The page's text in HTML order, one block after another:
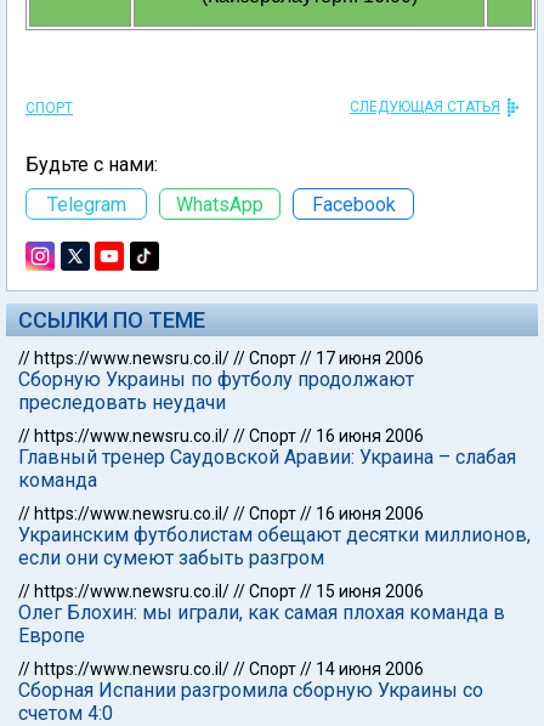
СПОРТ СЛЕДУЮЩАЯ СТАТЬЯ
Будьте с нами:
Telegram
WhatsApp Facebook
ССЫЛКИ ПО ТЕМЕ
// https://www.newsru.co.il///Спорт// 17 июня 2006
Сборную Украины по футболу продолжают
преследовать неудачи
// https://www.newsru.co.il///Спорт// 16 июня 2006
Главный тренер Саудовской Аравии: Украина – слабая
команда
// https://www.newsru.co.il///Спорт// 16 июня 2006
Украинским футболистам обещают десятки миллионов,
если они сумеют забыть разгром
// https://www.newsru.co.il///Спорт// 15 июня 2006
Олег Блохин: мы играли, как самая плохая команда в
Европе
// https://www.newsru.co.il///Спорт// 14 июня 2006
Сборная Испании разгромила сборную Украины со
счетом 4:0